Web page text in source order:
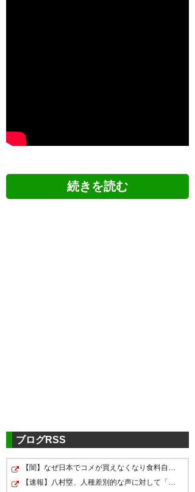
— わんだーぼうず
(wonderbouzu)2018, 10月 20
★勝ったのね！ 桜満開🌸 #セレ
正直、内容は褒められたモノで
ブログRSS
【闇】なぜ日本でコメが買えなくなり食料自給率が過去最…
【速報】八村塁、人種差別的な声に対して「日本で生まれ…